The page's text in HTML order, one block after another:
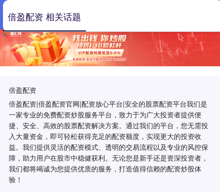
倍盈配资
倍盈配资|倍盈配资官网|配资放心平台|安全的股票配资平台我们是
一家专业的免费配资炒股服务平台，致力于为广大投资者提供便
捷、安全、高效的股票配资解决方案。通过我们的平台，您无需投
入大量资金，即可轻松获得充足的配资额度，实现更大的投资收
益。我们提供灵活的配资模式、透明的交易流程以及专业的风控保
障，助力用户在股市中稳健获利。无论您是新手还是资深投资者，
我们都将竭诚为您提供优质的服务，打造值得信赖的配资炒股体
验！
倍盈配资 相关话题